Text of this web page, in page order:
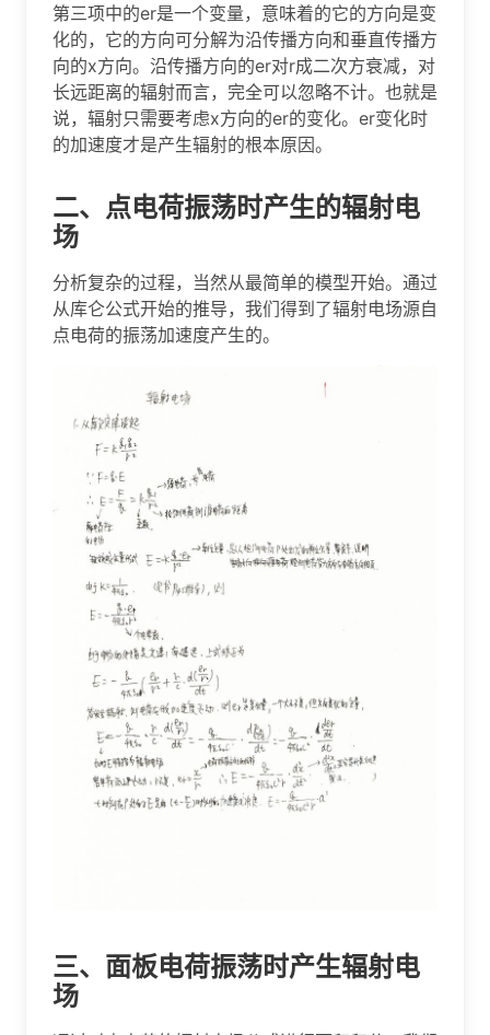
第三项中的er是一个变量，意味着的它的方向是变
化的，它的方向可分解为沿传播方向和垂直传播方
向的x方向。沿传播方向的er对r成二次方衰减，对
长远距离的辐射而言，完全可以忽略不计。也就是
说，辐射只需要考虑x方向的er的变化。er变化时
的加速度才是产生辐射的根本原因。
二、点电荷振荡时产生的辐射电
场
分析复杂的过程，当然从最简单的模型开始。通过
从库仑公式开始的推导，我们得到了辐射电场源自
点电荷的振荡加速度产生的。
三、面板电荷振荡时产生辐射电
场